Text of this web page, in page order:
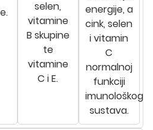
selen,
vitamine
B skupine
te
vitamine
C i E.
energije, a
cink, selen
i vitamin
C
normalnoj
funkciji
imunološkog
sustava.